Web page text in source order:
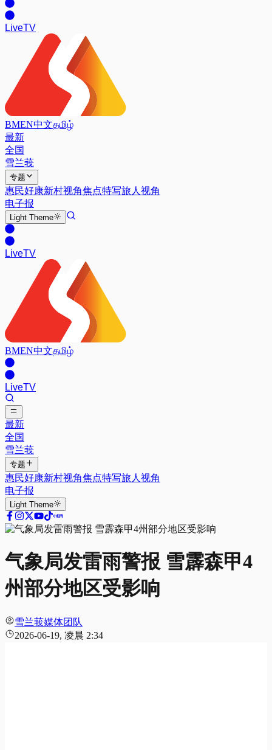
LiveTV
BMEN中文தமிழ்
最新
全国
雪兰莪
专题
惠民好康新村视角焦点特写旅人视角
电子报
Light Theme
LiveTV
BMEN中文தமிழ்
LiveTV
最新
全国
雪兰莪
专题
惠民好康新村视角焦点特写旅人视角
电子报
Light Theme
气象局发雷雨警报 雪霹森甲4
州部分地区受影响
雪兰莪媒体团队
2026-06-19, 凌晨 2:34